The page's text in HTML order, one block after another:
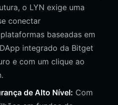
o LYN exige uma
conectar
baseadas em
integrado da Bitget
e com um clique ao
de Alto Nível: Com